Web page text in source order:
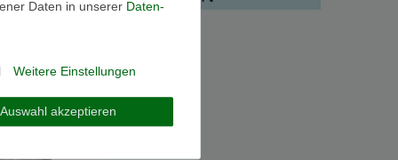
Daten in unserer Daten­
Weitere Einstellungen
Auswahl akzeptieren